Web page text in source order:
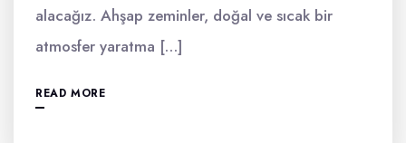
alacağız. Ahşap zeminler, doğal ve sıcak bir
atmosfer yaratma […]
READ MORE